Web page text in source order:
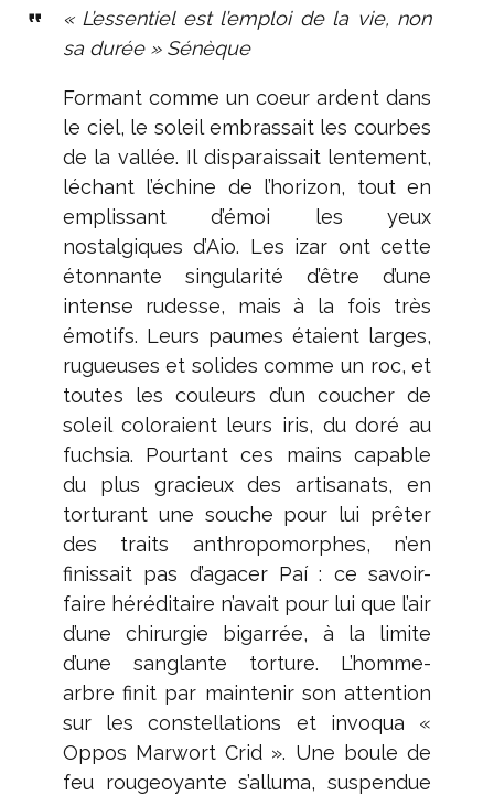
« L’essentiel est l’emploi de la vie, non
sa durée » Sénèque
Formant comme un coeur ardent dans
le ciel, le soleil embrassait les courbes
de la vallée. Il disparaissait lentement,
léchant l’échine de l’horizon, tout en
emplissant d’émoi les yeux
nostalgiques d’Aio. Les izar ont cette
étonnante singularité d’être d’une
intense rudesse, mais à la fois très
émotifs. Leurs paumes étaient larges,
rugueuses et solides comme un roc, et
toutes les couleurs d’un coucher de
soleil coloraient leurs iris, du doré au
fuchsia. Pourtant ces mains capable
du plus gracieux des artisanats, en
torturant une souche pour lui prêter
des traits anthropomorphes, n’en
finissait pas d’agacer Paí : ce savoir-
faire héréditaire n’avait pour lui que l’air
d’une chirurgie bigarrée, à la limite
d’une sanglante torture. L’homme-
arbre finit par maintenir son attention
sur les constellations et invoqua «
Oppos Marwort Crid ». Une boule de
feu rougeoyante s’alluma, suspendue